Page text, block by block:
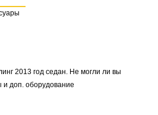
2013 год седан. Не могли ли вы
и доп. оборудование